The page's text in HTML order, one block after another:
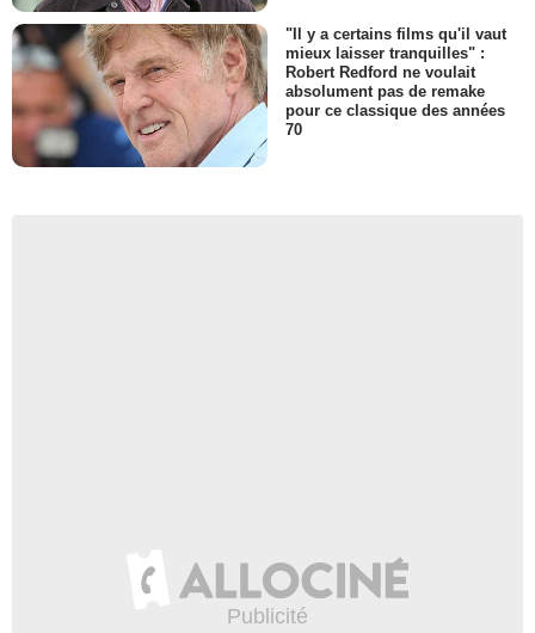
"Il y a certains films qu'il vaut
mieux laisser tranquilles" :
Robert Redford ne voulait
absolument pas de remake
pour ce classique des années
70